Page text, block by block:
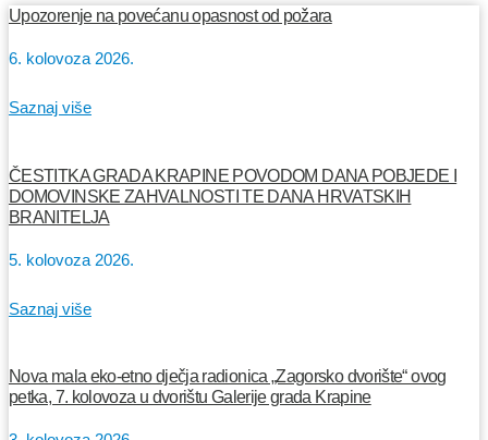
Upozorenje na povećanu opasnost od požara
6. kolovoza 2026.
Saznaj više
ČESTITKA GRADA KRAPINE POVODOM DANA POBJEDE I
DOMOVINSKE ZAHVALNOSTI TE DANA HRVATSKIH
BRANITELJA
5. kolovoza 2026.
Saznaj više
Nova mala eko-etno dječja radionica „Zagorsko dvorište“ ovog
petka, 7. kolovoza u dvorištu Galerije grada Krapine